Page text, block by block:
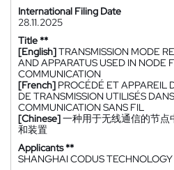
International Filing Date
28.11.2025
Title **
[English]TRANSMISSION MODE
AND APPARATUS USED IN NODE
COMMUNICATION
[French] PROCÉDÉ ET APPAREIL
DE TRANSMISSION UTILISÉS
COMMUNICATION SANS FIL
[Chinese]一种用于无线通信的节
和装置
Applicants **
SHANGHAI CODUS